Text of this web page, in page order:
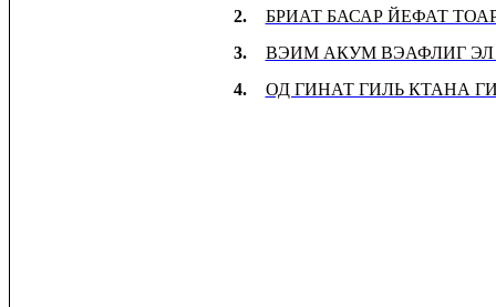
2.
БРИАТ БАСАР ЙЕФАТ
3.
ВЭИМ АКУМ ВЭАФЛИГ
4.
ОД ГИНАТ ГИЛЬ КТАНА